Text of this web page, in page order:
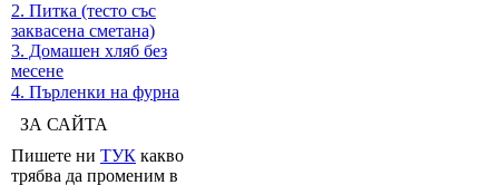
2. Питка (тесто със
заквасена сметана)
3. Домашен хляб без
месене
4. Пърленки на фурна
ЗА САЙТА
Пишете ни ТУК какво
трябва да променим в